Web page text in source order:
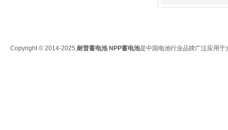
Copyright © 2014-2025,耐普蓄电池 NPP蓄电池是中国电池行业品牌广泛应用